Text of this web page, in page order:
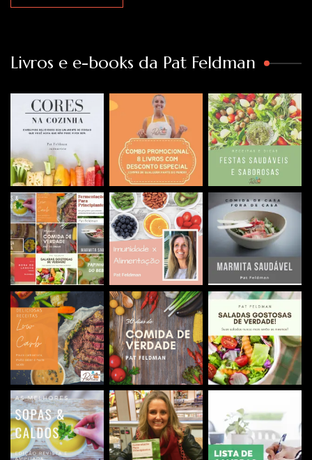
Livros e e-books da Pat Feldman